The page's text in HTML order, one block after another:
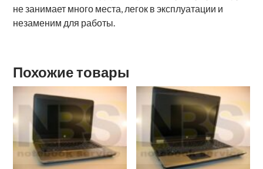
не занимает много места, легок в эксплуатации и
незаменим для работы.
Похожие товары